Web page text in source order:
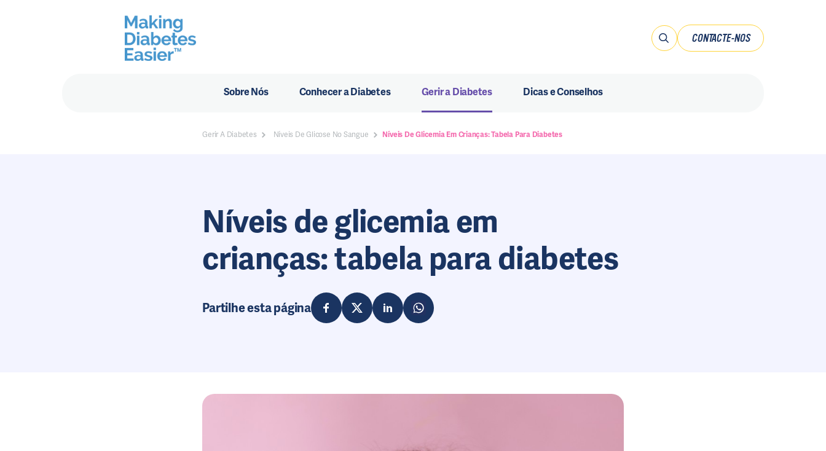
CONTACTE-NOS
Sobre Nós Conhecer a Diabetes Gerir a Diabetes Dicas e Conselhos
Gerir A Diabetes Níveis De Glicose No Sangue Níveis De Glicemia Em Crianças: Tabela Para Diabetes
Níveis de glicemia em
crianças: tabela para diabetes
Partilhe esta página